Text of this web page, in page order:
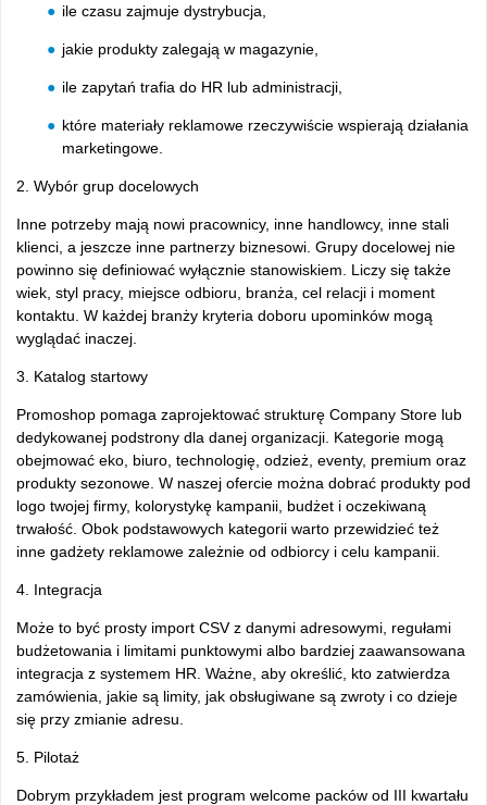
ile czasu zajmuje dystrybucja,
jakie produkty zalegają w magazynie,
ile zapytań trafia do HR lub administracji,
które materiały reklamowe rzeczywiście wspierają działania
marketingowe.
2. Wybór grup docelowych
Inne potrzeby mają nowi pracownicy, inne handlowcy, inne stali
klienci, a jeszcze inne partnerzy biznesowi. Grupy docelowej nie
powinno się definiować wyłącznie stanowiskiem. Liczy się także
wiek, styl pracy, miejsce odbioru, branża, cel relacji i moment
kontaktu. W każdej branży kryteria doboru upominków mogą
wyglądać inaczej.
3. Katalog startowy
Promoshop pomaga zaprojektować strukturę Company Store lub
dedykowanej podstrony dla danej organizacji. Kategorie mogą
obejmować eko, biuro, technologię, odzież, eventy, premium oraz
produkty sezonowe. W naszej ofercie można dobrać produkty pod
logo twojej firmy, kolorystykę kampanii, budżet i oczekiwaną
trwałość. Obok podstawowych kategorii warto przewidzieć też
inne gadżety reklamowe zależnie od odbiorcy i celu kampanii.
4. Integracja
Może to być prosty import CSV z danymi adresowymi, regułami
budżetowania i limitami punktowymi albo bardziej zaawansowana
integracja z systemem HR. Ważne, aby określić, kto zatwierdza
zamówienia, jakie są limity, jak obsługiwane są zwroty i co dzieje
się przy zmianie adresu.
5. Pilotaż
Dobrym przykładem jest program welcome packów od III kwartału